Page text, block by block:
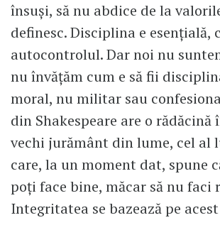
însuși, să nu abdice de la
definesc. Disciplina e esențială,
autocontrolul. Dar noi nu
nu învățăm cum e să fii
moral, nu militar sau
din Shakespeare are o rădăcină
vechi jurământ din lume, cel al
care, la un moment dat, spune
poți face bine, măcar să nu faci
Integritatea se bazează pe